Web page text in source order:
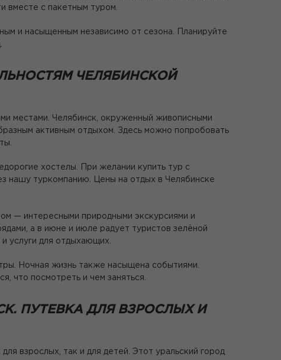
вместе с пакетным туром.
и насыщенным независимо от сезона. Планируйте
ЧЕЛЯБИНСКОЙ
местами. Челябинск, окруженный живописными
активным отдыхом. Здесь можно попробовать
хостелы. При желании купить тур с
нашу туркомпанию. Цены на отдых в Челябинске
— интересными природными экскурсиями и
а в июне и июле радует туристов зелёной
услуги для отдыхающих.
Ночная жизнь также насыщена событиями.
что посмотреть и чем заняться.
ПУТЕВКА ДЛЯ ВЗРОСЛЫХ И
взрослых, так и для детей. Этот уральский город